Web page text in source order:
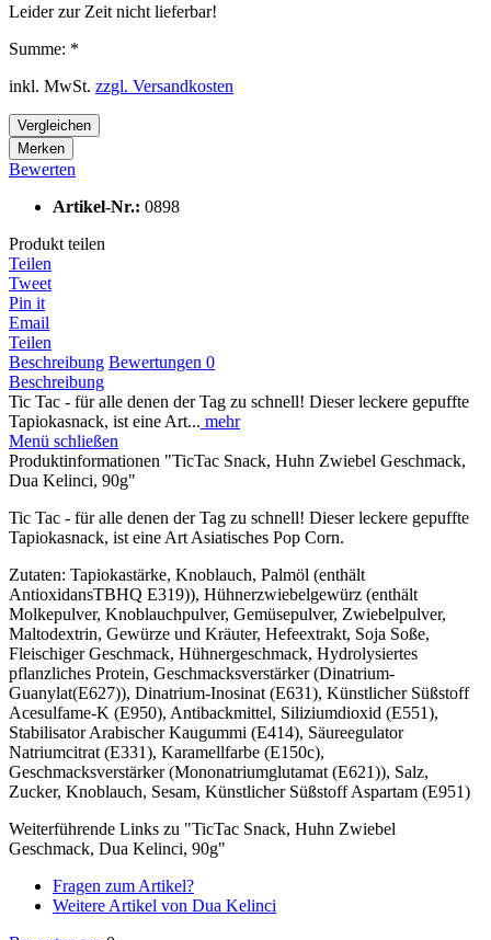
Leider zur Zeit nicht lieferbar!
Summe: *
inkl. MwSt. zzgl. Versandkosten
Vergleichen
Merken
Bewerten
Artikel-Nr.: 0898
Produkt teilen
Teilen
Tweet
Pin it
Email
Teilen
Beschreibung Bewertungen 0
Beschreibung
Tic Tac - für alle denen der Tag zu schnell! Dieser leckere gepuffte
Tapiokasnack, ist eine Art... mehr
Menü schließen
Produktinformationen "TicTac Snack, Huhn Zwiebel Geschmack,
Dua Kelinci, 90g"
Tic Tac - für alle denen der Tag zu schnell! Dieser leckere gepuffte
Tapiokasnack, ist eine Art Asiatisches Pop Corn.
Zutaten: Tapiokastärke, Knoblauch, Palmöl (enthält
AntioxidansTBHQ E319)), Hühnerzwiebelgewürz (enthält
Molkepulver, Knoblauchpulver, Gemüsepulver, Zwiebelpulver,
Maltodextrin, Gewürze und Kräuter, Hefeextrakt, Soja Soße,
Fleischiger Geschmack, Hühnergeschmack, Hydrolysiertes
pflanzliches Protein, Geschmacksverstärker (Dinatrium-
Guanylat(E627)), Dinatrium-Inosinat (E631), Künstlicher Süßstoff
Acesulfame-K (E950), Antibackmittel, Siliziumdioxid (E551),
Stabilisator Arabischer Kaugummi (E414), Säureegulator
Natriumcitrat (E331), Karamellfarbe (E150c),
Geschmacksverstärker (Mononatriumglutamat (E621)), Salz,
Zucker, Knoblauch, Sesam, Künstlicher Süßstoff Aspartam (E951)
Weiterführende Links zu "TicTac Snack, Huhn Zwiebel
Geschmack, Dua Kelinci, 90g"
Fragen zum Artikel?
Weitere Artikel von Dua Kelinci